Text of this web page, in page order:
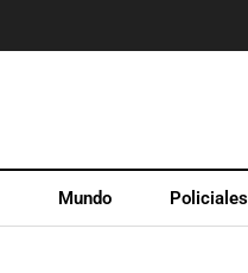
Mundo Policiales